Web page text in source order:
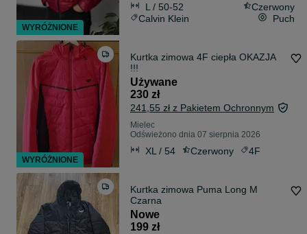
L / 50-52
Czerwony
Calvin Klein
Puch
Kurtka zimowa 4F ciepła OKAZJA
!!!
Używane
230 zł
241,55 zł z Pakietem Ochronnym
Mielec
Odświeżono dnia 07 sierpnia 2026
XL / 54 Czerwony 4F
Kurtka zimowa Puma Long M
Czarna
Nowe
199 zł
WYRÓŻNIONE
WYRÓŻNIONE